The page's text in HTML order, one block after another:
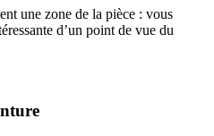
une zone de la pièce : vous
d’un point de vue du